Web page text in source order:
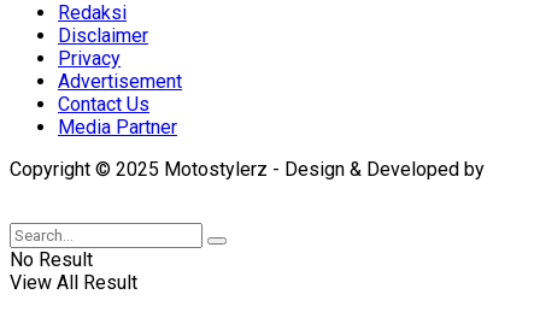
Redaksi
Disclaimer
Privacy
Advertisement
Contact Us
Media Partner
Copyright © 2025 Motostylerz - Design & Developed by
No Result
View All Result